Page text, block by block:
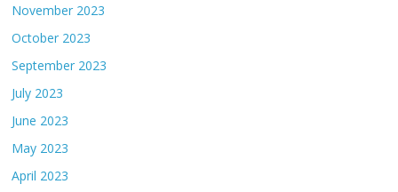
November 2023
October 2023
September 2023
July 2023
June 2023
May 2023
April 2023